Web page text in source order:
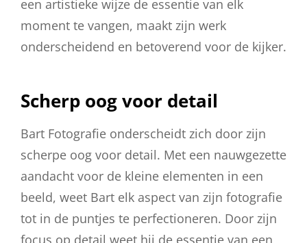
een artistieke wijze de essentie van elk
moment te vangen, maakt zijn werk
onderscheidend en betoverend voor de kijker.
Scherp oog voor detail
Bart Fotografie onderscheidt zich door zijn
scherpe oog voor detail. Met een nauwgezette
aandacht voor de kleine elementen in een
beeld, weet Bart elk aspect van zijn fotografie
tot in de puntjes te perfectioneren. Door zijn
focus op detail weet hij de essentie van een